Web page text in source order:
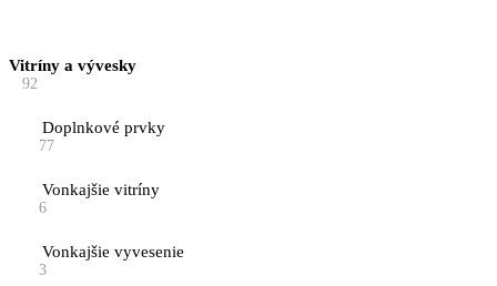
Vitríny a vývesky
92
Doplnkové prvky
77
Vonkajšie vitríny
6
Vonkajšie vyvesenie
3